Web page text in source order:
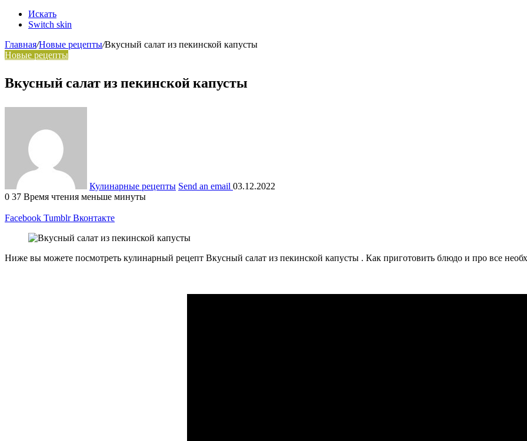
Искать
Switch skin
Главная/Новые рецепты/Вкусный салат из пекинской капусты
Новые рецепты
Вкусный салат из пекинской капусты
Кулинарные рецепты Send an email 03.12.2022
0 37 Время чтения меньше минуты
Facebook Tumblr Вконтакте
Ниже вы можете посмотреть кулинарный рецепт Вкусный салат из пекинской капусты . Как приготовить блюдо и про все